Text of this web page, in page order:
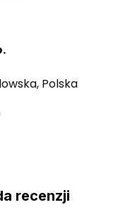
Polska
recenzji